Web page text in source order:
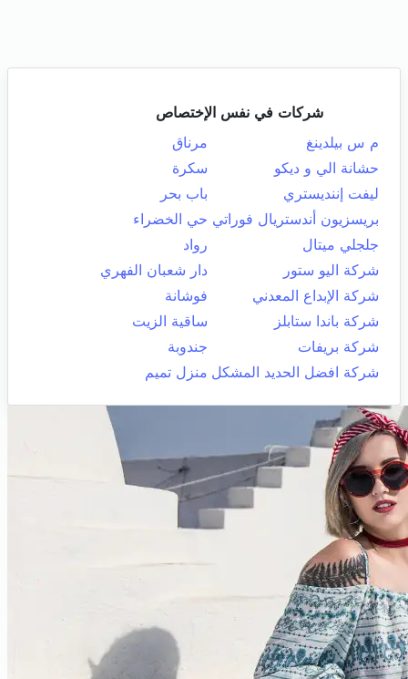
شركات في نفس الإختصاص
م س بيلدينغ
مرناق
حشانة الي و ديكو
سكرة
ليفت إننديستري
باب بحر
بريسزيون أندستريال فوراتي حي الخضراء
جلجلي ميتال
رواد
شركة اليو ستور
دار شعبان الفهري
شركة الإبداع المعدني
فوشانة
شركة باندا ستابلز
ساقية الزيت
شركة بريفات
جندوبة
شركة افضل الحديد المشكل منزل تميم